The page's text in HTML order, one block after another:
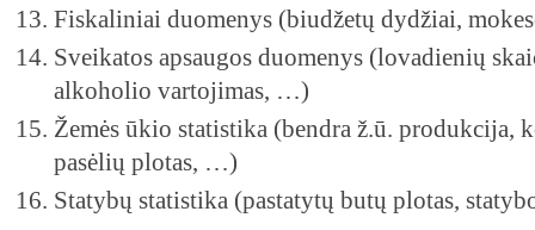
Fiskaliniai duomenys (biudžetų dydžiai,
Sveikatos apsaugos duomenys (lovadienių
alkoholio vartojimas, …)
Žemės ūkio statistika (bendra ž.ū. produkcija,
pasėlių plotas, …)
Statybų statistika (pastatytų butų plotas,